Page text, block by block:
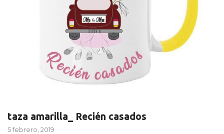
taza amarilla_ Recién casados
5 febrero, 2019